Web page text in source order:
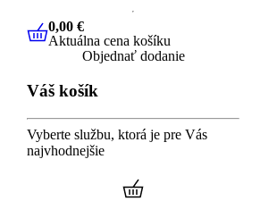
0,00 €Aktuálna cena košíku
0,00 €
Aktuálna cena košíku
Objednať dodanie
Váš košík
Vyberte službu, ktorá je pre Vás
najvhodnejšie